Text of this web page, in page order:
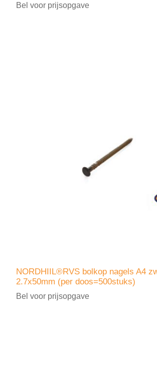
Bel voor prijsopgave
NORDHIIL®RVS bolkop nagels A4
2.7x50mm (per doos=500stuks)
Bel voor prijsopgave